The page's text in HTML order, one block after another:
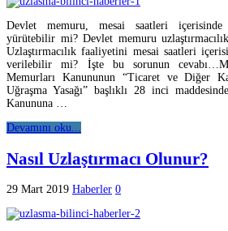
Devlet memuru, mesai saatleri içerisinde
yürütebilir mi? Devlet memuru
Uzlaştırmacılık faaliyetini mesai saatleri
verilebilir mi? İşte bu sorunun
Memurları Kanununun “Ticaret ve Diğer
Uğraşma Yasağı” başlıklı 28 inci
Kanununa …
Devamını oku...
Nasıl Uzlaştırmacı Olunur?
29 Mart 2019 Haberler 0